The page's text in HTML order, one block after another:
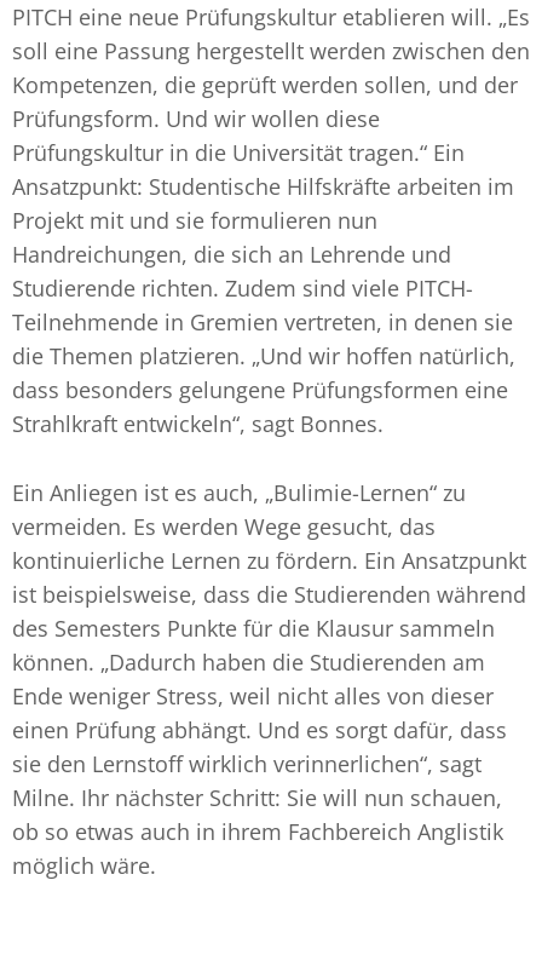
PITCH eine neue Prüfungskultur etablieren will. „Es
soll eine Passung hergestellt werden zwischen den
Kompetenzen, die geprüft werden sollen, und der
Prüfungsform. Und wir wollen diese
Prüfungskultur in die Universität tragen.“ Ein
Ansatzpunkt: Studentische Hilfskräfte arbeiten im
Projekt mit und sie formulieren nun
Handreichungen, die sich an Lehrende und
Studierende richten. Zudem sind viele PITCH-
Teilnehmende in Gremien vertreten, in denen sie
die Themen platzieren. „Und wir hoffen natürlich,
dass besonders gelungene Prüfungsformen eine
Strahlkraft entwickeln“, sagt Bonnes.
Ein Anliegen ist es auch, „Bulimie-Lernen“ zu
vermeiden. Es werden Wege gesucht, das
kontinuierliche Lernen zu fördern. Ein Ansatzpunkt
ist beispielsweise, dass die Studierenden während
des Semesters Punkte für die Klausur sammeln
können. „Dadurch haben die Studierenden am
Ende weniger Stress, weil nicht alles von dieser
einen Prüfung abhängt. Und es sorgt dafür, dass
sie den Lernstoff wirklich verinnerlichen“, sagt
Milne. Ihr nächster Schritt: Sie will nun schauen,
ob so etwas auch in ihrem Fachbereich Anglistik
möglich wäre.